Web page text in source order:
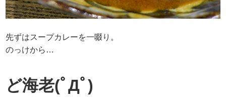
先ずはスープカレーを一啜り。
のっけから…
ど海老(ﾟДﾟ)